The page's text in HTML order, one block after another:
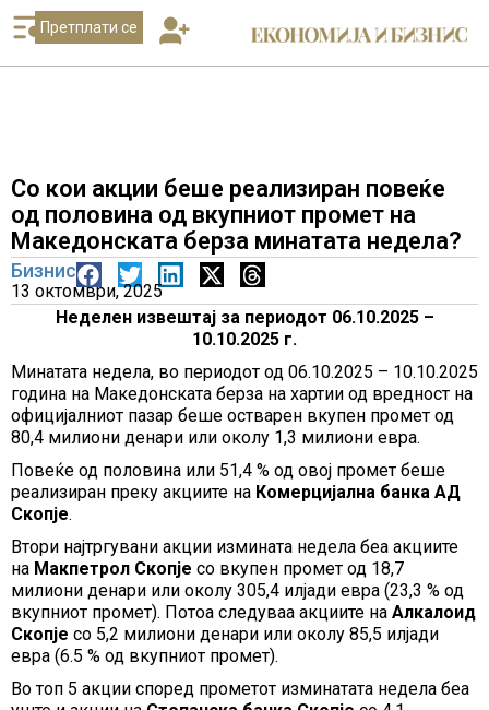
Претплати се
Со кои акции беше реализиран повеќе
од половина од вкупниот промет на
Македонската берза минатата недела?
Бизнис
13 октомври, 2025
Неделен извештај за периодот 06.10.2025 –
10.10.2025 г.
Минатата недела, во периодот од 06.10.2025 – 10.10.2025
година на Македонската берза на хартии од вредност на
официјалниот пазар беше остварен вкупен промет од
80,4 милиони денари или околу 1,3 милиони евра.
Повеќе од половина или 51,4 % од овој промет беше
реализиран преку акциите на Комерцијална банка АД
Скопје.
Втори најтргувани акции измината недела беа акциите
на Макпетрол Скопје со вкупен промет од 18,7
милиони денари или околу 305,4 илјади евра (23,3 % од
вкупниот промет). Потоа следуваа акциите на Алкалоид
Скопје со 5,2 милиони денари или околу 85,5 илјади
евра (6.5 % од вкупниот промет).
Во топ 5 акции според прометот изминатата недела беа